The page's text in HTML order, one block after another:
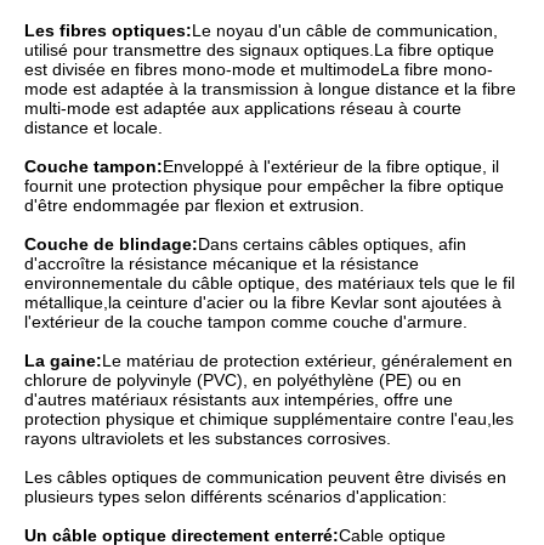
Les fibres optiques:Le noyau d'un câble de communication,
utilisé pour transmettre des signaux optiques.La fibre optique
est divisée en fibres mono-mode et multimodeLa fibre mono-
mode est adaptée à la transmission à longue distance et la fibre
multi-mode est adaptée aux applications réseau à courte
distance et locale.
Couche tampon:Enveloppé à l'extérieur de la fibre optique, il
fournit une protection physique pour empêcher la fibre optique
d'être endommagée par flexion et extrusion.
Couche de blindage:Dans certains câbles optiques, afin
d'accroître la résistance mécanique et la résistance
environnementale du câble optique, des matériaux tels que le fil
métallique,la ceinture d'acier ou la fibre Kevlar sont ajoutées à
l'extérieur de la couche tampon comme couche d'armure.
La gaine:Le matériau de protection extérieur, généralement en
chlorure de polyvinyle (PVC), en polyéthylène (PE) ou en
d'autres matériaux résistants aux intempéries, offre une
protection physique et chimique supplémentaire contre l'eau,les
rayons ultraviolets et les substances corrosives.
Les câbles optiques de communication peuvent être divisés en
plusieurs types selon différents scénarios d'application:
Un câble optique directement enterré:Cable optique